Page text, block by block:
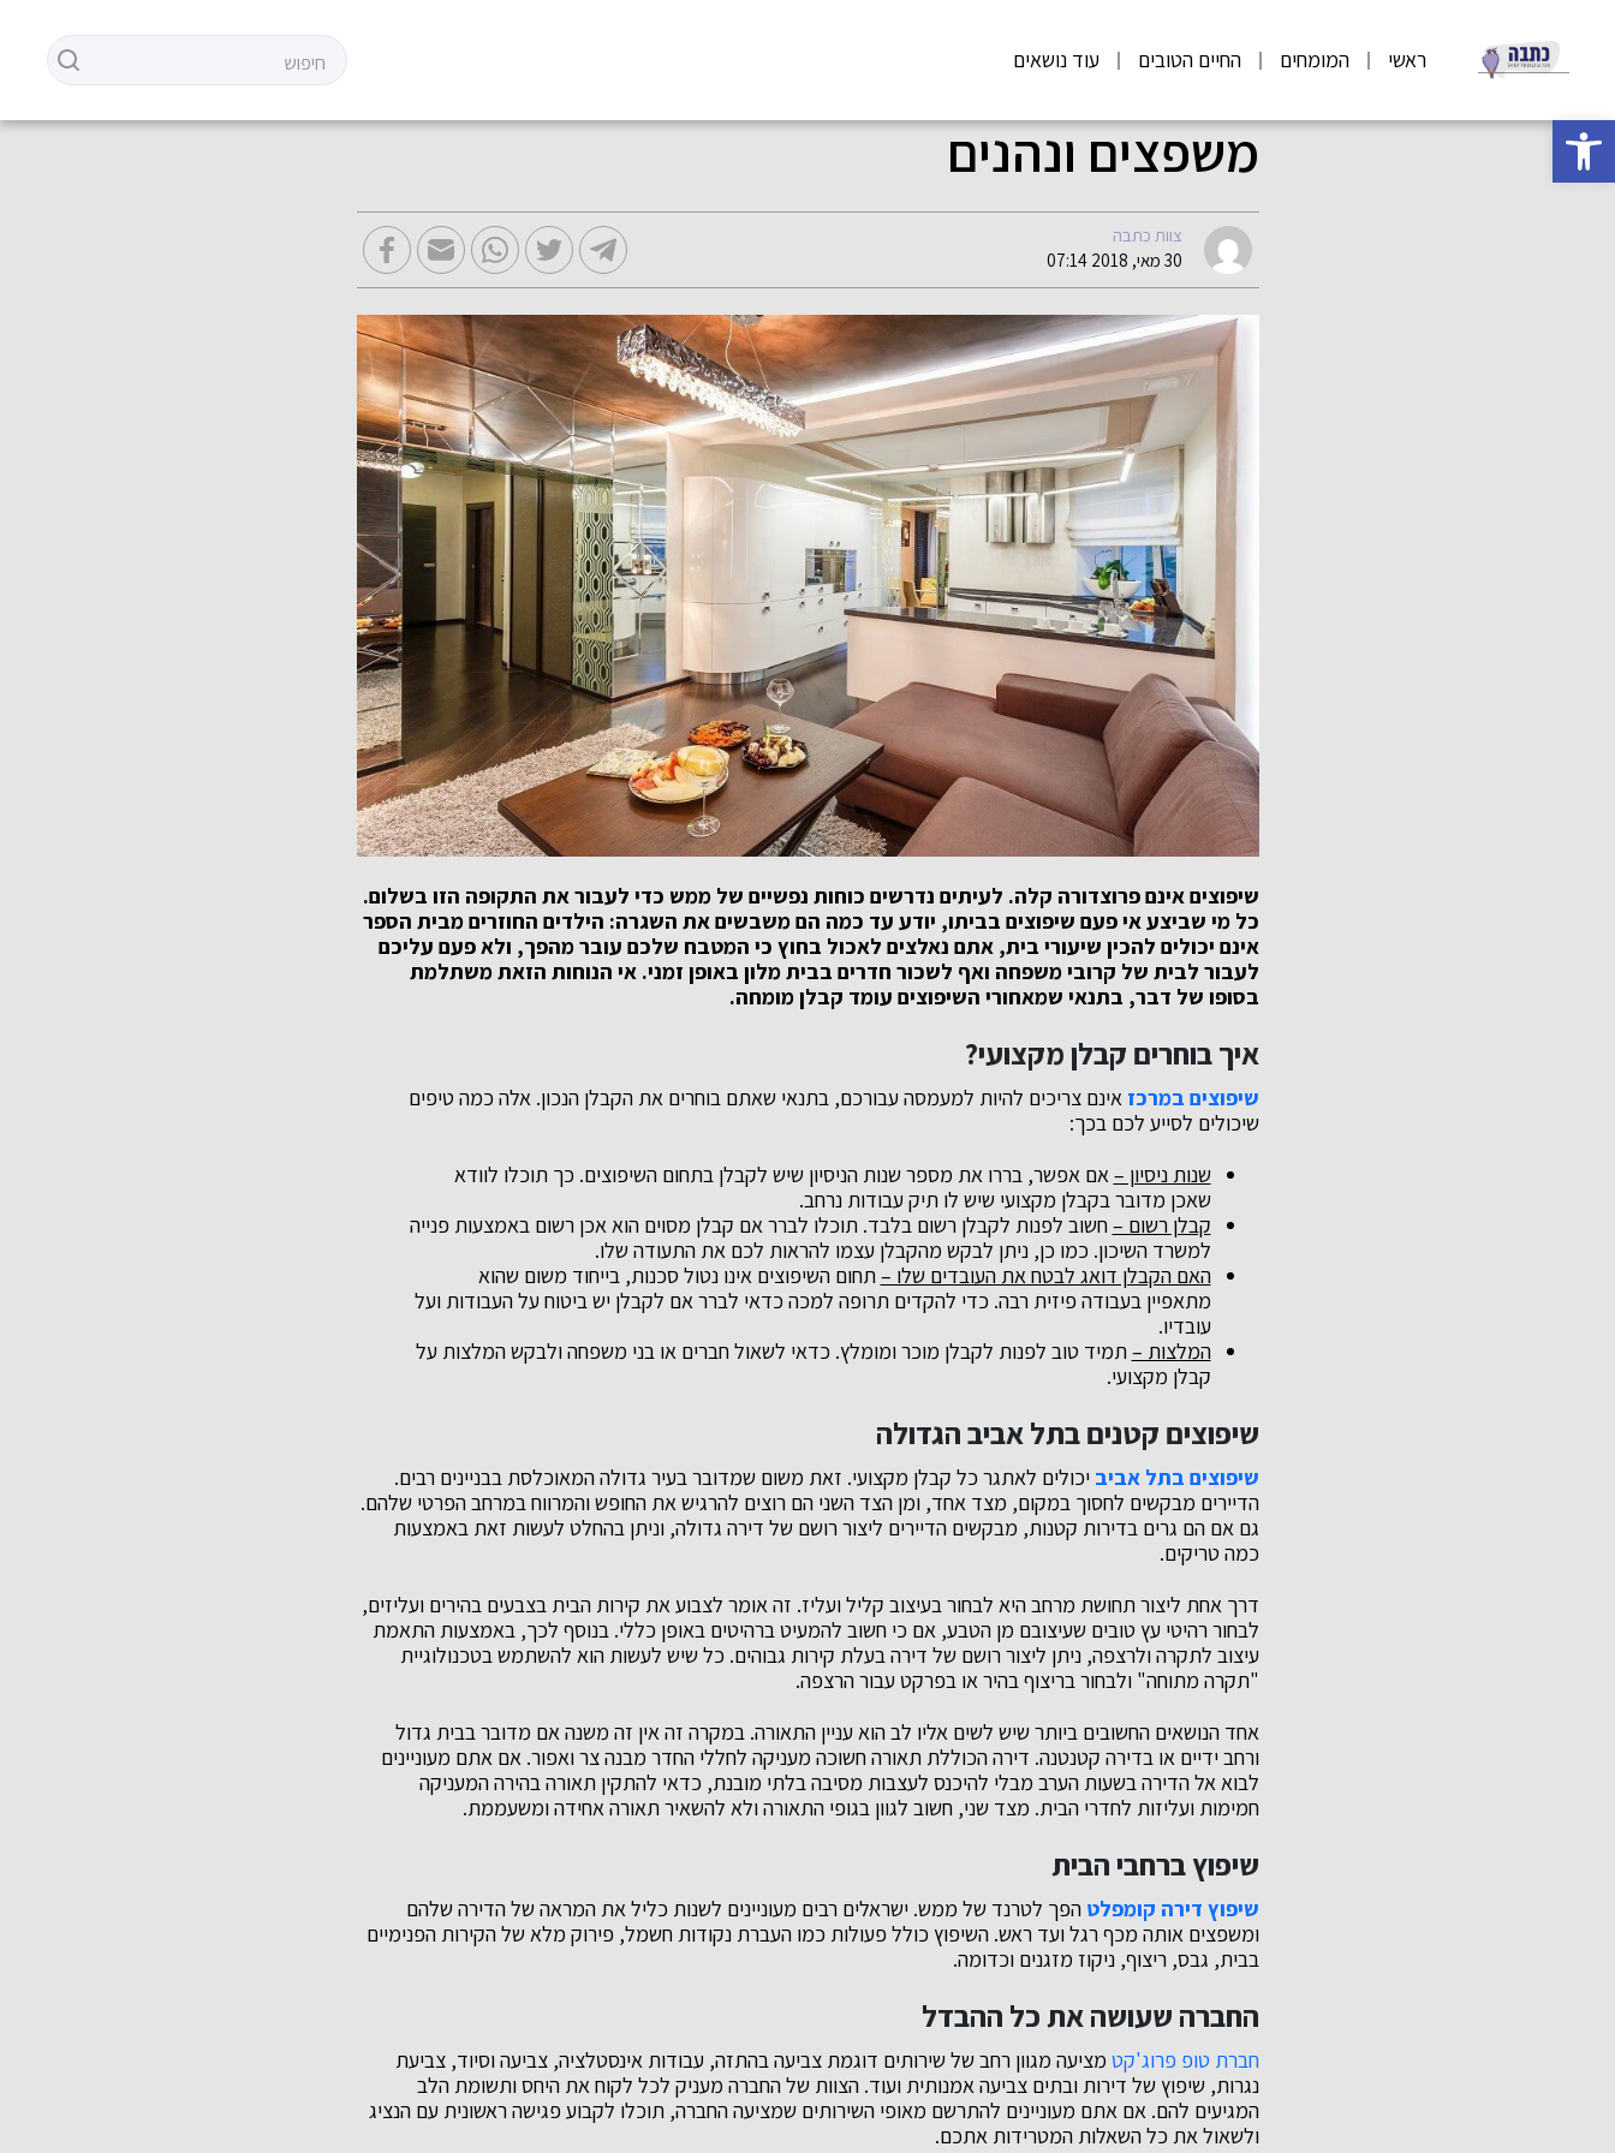
פתח סרגל נגישות
ראשי המומחים החיים הטובים עוד נושאים
משפצים ונהנים
צוות כתבה
30 מאי, 2018 07:14
שיפוצים אינם פרוצדורה קלה. לעיתים נדרשים כוחות נפשיים של ממש כדי לעבור את התקופה הזו בשלום.
כל מי שביצע אי פעם שיפוצים בביתו, יודע עד כמה הם משבשים את השגרה: הילדים החוזרים מבית הספר
אינם יכולים להכין שיעורי בית, אתם נאלצים לאכול בחוץ כי המטבח שלכם עובר מהפך, ולא פעם עליכם
לעבור לבית של קרובי משפחה ואף לשכור חדרים בבית מלון באופן זמני. אי הנוחות הזאת משתלמת
בסופו של דבר, בתנאי שמאחורי השיפוצים עומד קבלן מומחה.
איך בוחרים קבלן מקצועי?
שיפוצים במרכז אינם צריכים להיות למעמסה עבורכם, בתנאי שאתם בוחרים את הקבלן הנכון. אלה כמה טיפים
שיכולים לסייע לכם בכך:
שנות ניסיון –אם אפשר, בררו את מספר שנות הניסיון שיש לקבלן בתחום השיפוצים. כך תוכלו לוודא
שאכן מדובר בקבלן מקצועי שיש לו תיק עבודות נרחב.
קבלן רשום – חשוב לפנות לקבלן רשום בלבד. תוכלו לברר אם קבלן מסוים הוא אכן רשום באמצעות פנייה
למשרד השיכון. כמו כן, ניתן לבקש מהקבלן עצמו להראות לכם את התעודה שלו.
האם הקבלן דואג לבטח את העובדים שלו – תחום השיפוצים אינו נטול סכנות, בייחוד משום שהוא
מתאפיין בעבודה פיזית רבה. כדי להקדים תרופה למכה כדאי לברר אם לקבלן יש ביטוח על העבודות ועל
עובדיו.
המלצות – תמיד טוב לפנות לקבלן מוכר ומומלץ. כדאי לשאול חברים או בני משפחה ולבקש המלצות על
קבלן מקצועי.
שיפוצים קטנים בתל אביב הגדולה
שיפוצים בתל אביב יכולים לאתגר כל קבלן מקצועי. זאת משום שמדובר בעיר גדולה המאוכלסת בבניינים רבים.
הדיירים מבקשים לחסוך במקום, מצד אחד, ומן הצד השני הם רוצים להרגיש את החופש והמרווח במרחב הפרטי שלהם.
גם אם הם גרים בדירות קטנות, מבקשים הדיירים ליצור רושם של דירה גדולה, וניתן בהחלט לעשות זאת באמצעות
כמה טריקים.
דרך אחת ליצור תחושת מרחב היא לבחור בעיצוב קליל ועליז. זה אומר לצבוע את קירות הבית בצבעים בהירים ועליזים,
לבחור רהיטי עץ טובים שעיצובם מן הטבע, אם כי חשוב להמעיט ברהיטים באופן כללי. בנוסף לכך, באמצעות התאמת
עיצוב לתקרה ולרצפה, ניתן ליצור רושם של דירה בעלת קירות גבוהים. כל שיש לעשות הוא להשתמש בטכנולוגיית
"תקרה מתוחה" ולבחור בריצוף בהיר או בפרקט עבור הרצפה.
אחד הנושאים החשובים ביותר שיש לשים אליו לב הוא עניין התאורה. במקרה זה אין זה משנה אם מדובר בבית גדול
ורחב ידיים או בדירה קטנטנה. דירה הכוללת תאורה חשוכה מעניקה לחללי החדר מבנה צר ואפור. אם אתם מעוניינים
לבוא אל הדירה בשעות הערב מבלי להיכנס לעצבות מסיבה בלתי מובנת, כדאי להתקין תאורה בהירה המעניקה
חמימות ועליזות לחדרי הבית. מצד שני, חשוב לגוון בגופי התאורה ולא להשאיר תאורה אחידה ומשעממת.
שיפוץ ברחבי הבית
שיפוץ דירה קומפלט הפך לטרנד של ממש. ישראלים רבים מעוניינים לשנות כליל את המראה של הדירה שלהם
ומשפצים אותה מכף רגל ועד ראש. השיפוץ כולל פעולות כמו העברת נקודות חשמל, פירוק מלא של הקירות הפנימיים
בבית, גבס, ריצוף, ניקוז מזגנים וכדומה.
החברה שעושה את כל ההבדל
חברת טופ פרוג'קט מציעה מגוון רחב של שירותים דוגמת צביעה בהתזה, עבודות אינסטלציה, צביעה וסיוד, צביעת
נגרות, שיפוץ של דירות ובתים צביעה אמנותית ועוד. הצוות של החברה מעניק לכל לקוח את היחס ותשומת הלב
המגיעים להם. אם אתם מעוניינים להתרשם מאופי השירותים שמציעה החברה, תוכלו לקבוע פגישה ראשונית עם הנציג
ולשאול את כל השאלות המטרידות אתכם.